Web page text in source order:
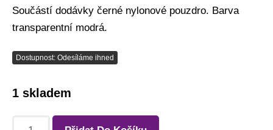
Součástí dodávky černé nylonové pouzdro. Barva
transparentní modrá.
Dostupnost: Odesíláme ihned
1 skladem